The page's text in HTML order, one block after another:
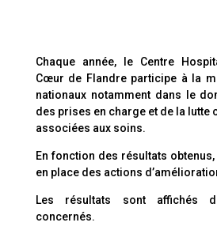
Chaque année, le Centre
Cœur de Flandre participe à la
nationaux notamment dans le
des prises en charge et de la lutte
associées aux soins.
En fonction des résultats obtenus,
en place des actions
Les résultats sont affichés
concernés.